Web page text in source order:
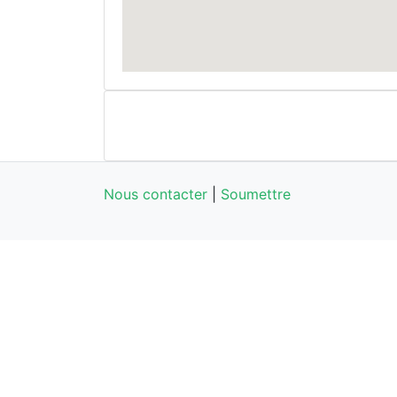
Nous contacter Soumettre